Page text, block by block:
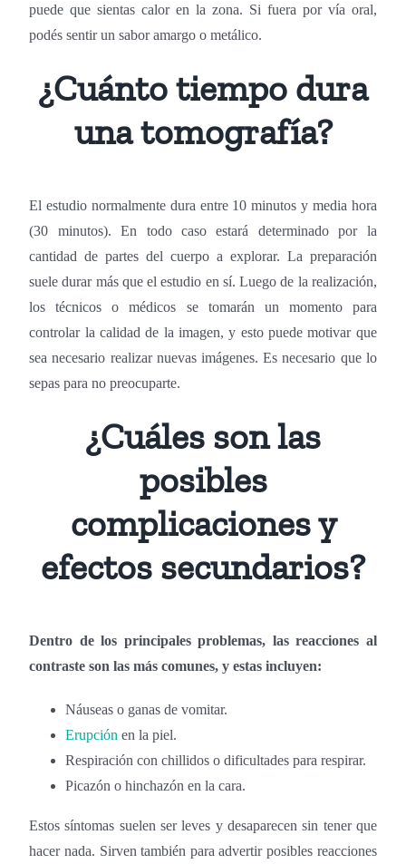
puede que sientas calor en la zona. Si fuera por vía oral,
podés sentir un sabor amargo o metálico.
¿Cuánto tiempo dura
una tomografía?
El estudio normalmente dura entre 10 minutos y media hora
(30 minutos). En todo caso estará determinado por la
cantidad de partes del cuerpo a explorar. La preparación
suele durar más que el estudio en sí. Luego de la realización,
los técnicos o médicos se tomarán un momento para
controlar la calidad de la imagen, y esto puede motivar que
sea necesario realizar nuevas imágenes. Es necesario que lo
sepas para no preocuparte.
¿Cuáles son las
posibles
complicaciones y
efectos secundarios?
Dentro de los principales problemas, las reacciones al
contraste son las más comunes, y estas incluyen:
Náuseas o ganas de vomitar.
Erupción en la piel.
Respiración con chillidos o dificultades para respirar.
Picazón o hinchazón en la cara.
Estos síntomas suelen ser leves y desaparecen sin tener que
hacer nada. Sirven también para advertir posibles reacciones